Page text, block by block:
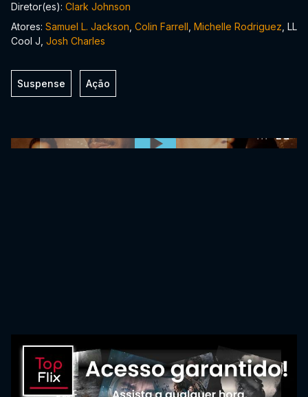
Diretor(es): Clark Johnson
Atores: Samuel L. Jackson Colin Farrell Michelle Rodriguez , LL
Cool J, Josh Charles
Suspense Ação